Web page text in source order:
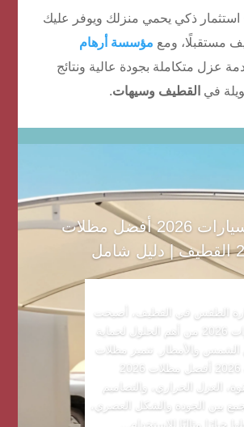
ذكي يحمي منزلك ويوفر عليك
مستقبلًا، ومع مؤسسة أرهام
عزل متكاملة بجودة عالية ونتائج
في القطيف وسيهات.
مظلات سيارات 2026 أفضل مظلات
الطقس في القطيف، أصبحت
مظلات سيارات 2026 من أهم الحلول لحماية
الشمس والأمطار. تتميز مظلات
سيارات 2026 أفضل مظلات 2026
العزل الحراري، والتصاميم
تجمع بين الجودة والشكل العصري،
خيارًا مثاليًا للاستخدام...